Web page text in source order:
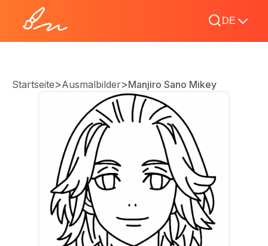
DE
Startseite>Ausmalbilder>Manjiro Sano Mikey